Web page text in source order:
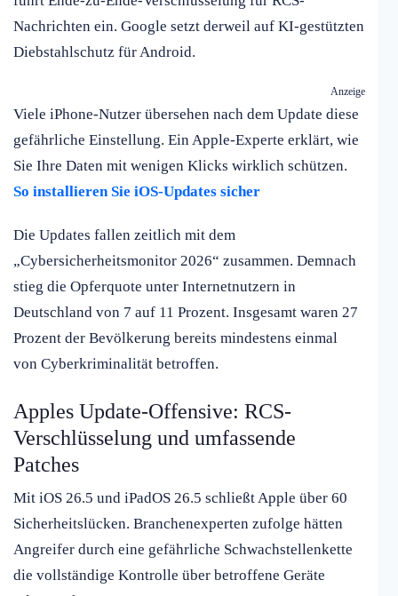
Nachrichten ein. Google setzt derweil auf KI-gestützten
Diebstahlschutz für Android.
Anzeige
Viele iPhone-Nutzer übersehen nach dem Update diese
gefährliche Einstellung. Ein Apple-Experte erklärt, wie
Sie Ihre Daten mit wenigen Klicks wirklich schützen.
So installieren Sie iOS-Updates sicher
Die Updates fallen zeitlich mit dem
„Cybersicherheitsmonitor 2026“ zusammen. Demnach
stieg die Opferquote unter Internetnutzern in
Deutschland von 7 auf 11 Prozent. Insgesamt waren 27
Prozent der Bevölkerung bereits mindestens einmal
von Cyberkriminalität betroffen.
Apples Update-Offensive: RCS-
Verschlüsselung und umfassende
Patches
Mit iOS 26.5 und iPadOS 26.5 schließt Apple über 60
Sicherheitslücken. Branchenexperten zufolge hätten
Angreifer durch eine gefährliche Schwachstellenkette
die vollständige Kontrolle über betroffene Geräte